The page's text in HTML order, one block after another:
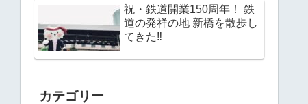
祝・鉄道開業150周年！ 鉄
道の発祥の地 新橋を散歩し
てきた‼︎
カテゴリー